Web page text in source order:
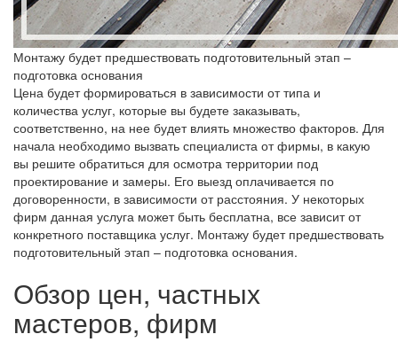
Монтажу будет предшествовать подготовительный этап –
подготовка основания
Цена будет формироваться в зависимости от типа и
количества услуг, которые вы будете заказывать,
соответственно, на нее будет влиять множество факторов. Для
начала необходимо вызвать специалиста от фирмы, в какую
вы решите обратиться для осмотра территории под
проектирование и замеры. Его выезд оплачивается по
договоренности, в зависимости от расстояния. У некоторых
фирм данная услуга может быть бесплатна, все зависит от
конкретного поставщика услуг. Монтажу будет предшествовать
подготовительный этап – подготовка основания.
Обзор цен, частных
мастеров, фирм